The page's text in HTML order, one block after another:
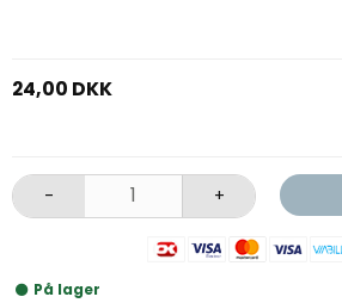
24,00 DKK
- +
På lager